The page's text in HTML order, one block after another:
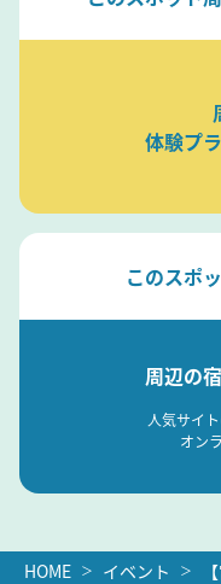
体験プ
このスポ
周辺の
人気サイ
オン
HOME イベント